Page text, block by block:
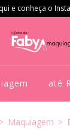
e conheça o
até
> Maquiagem >